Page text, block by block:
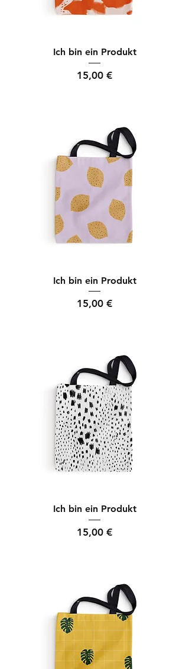
Ich bin ein Produkt
Preis
15,00 €
Ich bin ein Produkt
Preis
15,00 €
Ich bin ein Produkt
Preis
15,00 €